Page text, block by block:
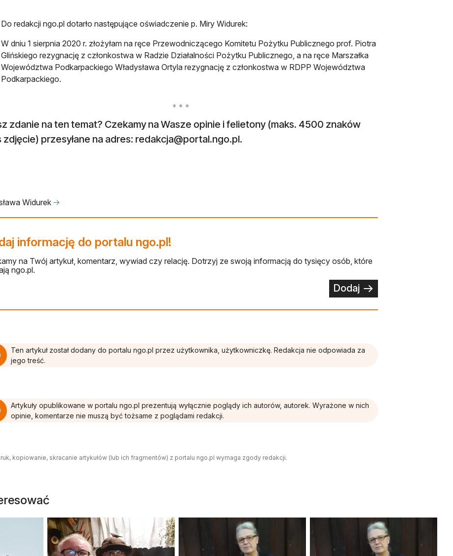
Do redakcji ngo.pl dotarło następujące oświadczenie p. Miry Widurek:
W dniu 1 sierpnia 2020 r. złożyłam na ręce Przewodniczącego Komitetu Pożytku Publicznego prof. Piotra
Glińskiego rezygnację z członkostwa w Radzie Działalności Pożytku Publicznego, a na ręce Marszałka
Województwa Podkarpackiego Władysława Ortyla rezygnację z członkostwa w RDPP Województwa
Podkarpackiego.
zdanie na ten temat? Czekamy na Wasze opinie i felietony (maks. 4500 znaków
zdjęcie) przesyłane na adres: redakcja@portal.ngo.pl.
Widurek 🡢
informację do portalu ngo.pl!
na Twój artykuł, komentarz, wywiad czy relację. Dotrzyj ze swoją informacją do tysięcy osób, które
ngo.pl.
Dodaj
Ten artykuł został dodany do portalu ngo.pl przez użytkownika, użytkowniczkę. Redakcja nie odpowiada za
jego treść.
Artykuły opublikowane w portalu ngo.pl prezentują wyłącznie poglądy ich autorów, autorek. Wyrażone w nich
opinie, komentarze nie muszą być tożsame z poglądami redakcji.
kopiowanie, skracanie artykułów (lub ich fragmentów) z portalu ngo.pl wymaga zgody redakcji.